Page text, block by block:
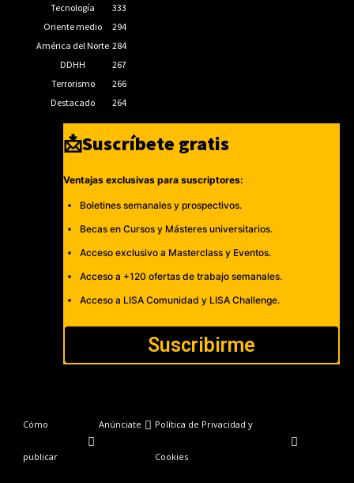
Tecnología
333
Oriente medio
294
América del Norte 284
DDHH
267
Terrorismo
266
Destacado
264
📩Suscríbete gratis
Ventajas exclusivas para suscriptores:
Boletines semanales y prospectivos.
Becas en Cursos y Másteres universitarios.
Acceso exclusivo a Masterclass y Eventos.
Acceso a +120 ofertas de trabajo semanales.
Acceso a LISA Comunidad y LISA Challenge.
Suscribirme
Cómo
publicar
Anúnciate Política de Privacidad y
Cookies